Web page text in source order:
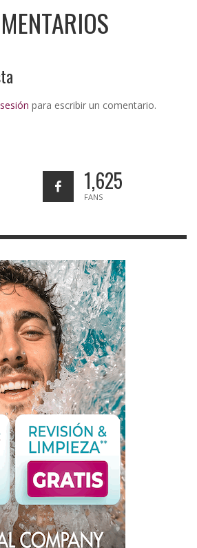
para escribir un comentario.
1,625
FANS